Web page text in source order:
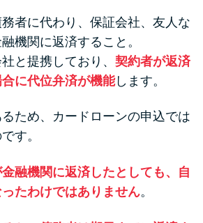
者に代わり、保証会社、友人な
機関に返済すること。
と提携しており、 契約者が返済
に代位弁済が機能します。
ため、カードローンの申込では
す。
融機関に返済したとしても、自
たわけではありません。